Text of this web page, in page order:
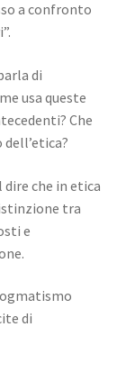
a confronto
di
usa queste
Che
dire che in etica
tra
e
di